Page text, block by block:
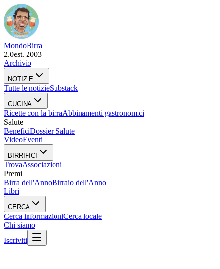
MondoBirra
2.0est. 2003
Archivio
NOTIZIE
Tutte le notizieSubstack
CUCINA
Ricette con la birraAbbinamenti gastronomici
Salute
BeneficiDossier Salute
VideoEventi
BIRRIFICI
TrovaAssociazioni
Premi
Birra dell'AnnoBirraio dell'Anno
Libri
CERCA
Cerca informazioniCerca locale
Chi siamo
Iscriviti